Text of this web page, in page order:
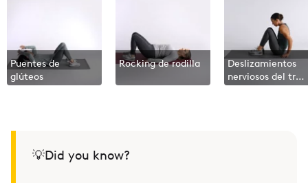
Puentes de
glúteos
Rocking de rodilla
Deslizamientos
nerviosos del tren
💡Did you know?